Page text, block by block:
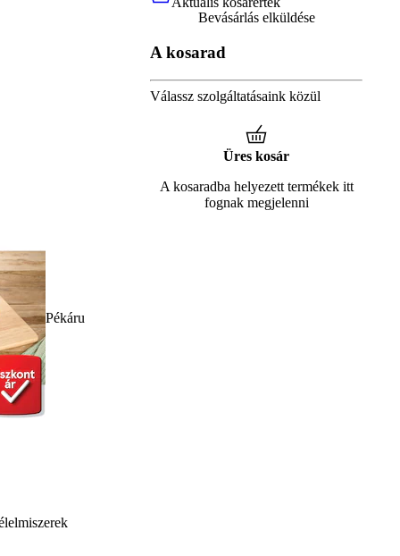
Pékáru
0 FtAktuális kosárérték
Bevásárlás elküldése
A kosarad
Válassz szolgáltatásaink közül
Üres kosár
A kosaradba helyezett termékek itt
fognak megjelenni